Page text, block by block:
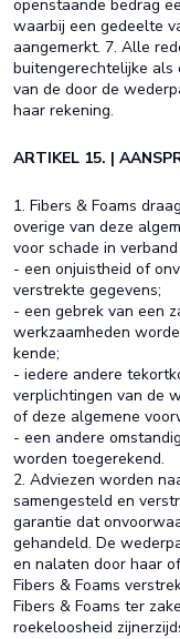
openstaande bedrag
waarbij een gedeelte
aangemerkt. 7. Alle
buitengerechtelijke als
van de door de
haar rekening.
ARTIKEL 15. |
1. Fibers & Foams
overige van deze
voor schade in
- een onjuistheid of
verstrekte gegevens;
- een gebrek van een
werkzaamheden
kende;
- iedere andere
verplichtingen van de
of deze algemene
- een andere
worden toegerekend.
2. Adviezen worden
samengesteld en
garantie dat
gehandeld. De
en nalaten door haar
Fibers & Foams
Fibers & Foams ter
roekeloosheid